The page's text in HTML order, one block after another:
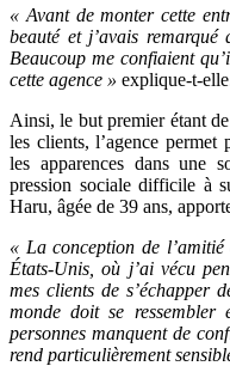
« Avant de monter cette
beauté et j’avais
Beaucoup me confiaient
cette agence » explique-t-
Ainsi, le but premier étant
les clients, l’agence permet
les apparences dans une
pression sociale difficile à
Haru, âgée de 39 ans,
« La conception de
États-Unis, où j’ai vécu
mes clients de s’échapper
monde doit se ressembler
personnes manquent de
rend particulièrement